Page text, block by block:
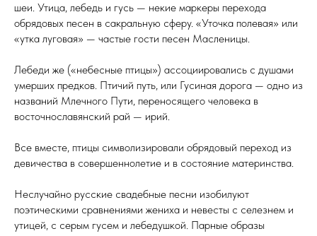
шеи. Утица, лебедь и гусь — некие маркеры перехода
обрядовых песен в сакральную сферу. «Уточка полевая» или
«утка луговая» — частые гости песен Масленицы.
Лебеди же («небесные птицы») ассоциировались с душами
умерших предков. Птичий путь, или Гусиная дорога — одно из
названий Млечного Пути, переносящего человека в
восточнославянский рай — ирий.
Все вместе, птицы символизировали обрядовый переход из
девичества в совершеннолетие и в состояние материнства.
Неслучайно русские свадебные песни изобилуют
поэтическими сравнениями жениха и невесты с селезнем и
утицей, с серым гусем и лебедушкой. Парные образы